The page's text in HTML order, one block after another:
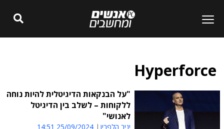
Hyperforce
"על הבנקאות הדיגיטלית להיות נוחה
ללקוחות – לשלב בין הדיגיטל
לאנושי"
יניב הלפרין 25/09/2024 14:51